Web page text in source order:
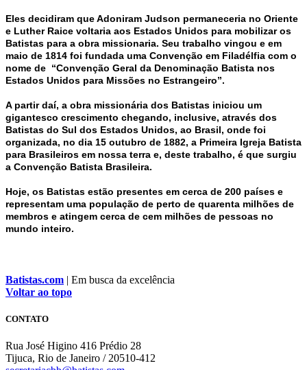
Eles decidiram que Adoniram Judson permaneceria no Oriente
e Luther Raice voltaria aos Estados Unidos para mobilizar os
Batistas para a obra missionaria. Seu trabalho vingou e em
maio de 1814 foi fundada uma Convenção em Filadélfia com o
nome de “Convenção Geral da Denominação Batista nos
Estados Unidos para Missões no Estrangeiro”.
A partir daí, a obra missionária dos Batistas iniciou um
gigantesco crescimento chegando, inclusive, através dos
Batistas do Sul dos Estados Unidos, ao Brasil, onde foi
organizada, no dia 15 outubro de 1882, a Primeira Igreja Batista
para Brasileiros em nossa terra e, deste trabalho, é que surgiu
a Convenção Batista Brasileira.
Hoje, os Batistas estão presentes em cerca de 200 países e
representam uma população de perto de quarenta milhões de
membros e atingem cerca de cem milhões de pessoas no
mundo inteiro.
Batistas.com | Em busca da excelência
Voltar ao topo
CONTATO
Rua José Higino 416 Prédio 28
Tijuca, Rio de Janeiro / 20510-412